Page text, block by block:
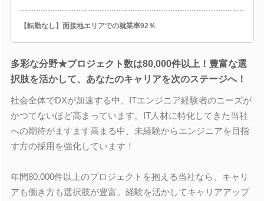
【転勤なし】面接地エリアでの就業率92％
多彩な分野★プロジェクト数は80,000件以上！豊富な選
択肢を活かして、あなたのキャリアを次のステージへ！
社会全体でDXが加速する中、ITエンジニア経験者のニーズが
かつてないほど高まっています。IT人材に特化してきた当社
への期待がますます高まる中、未経験からエンジニアを目指
す方の採用を強化しています！
年間80,000件以上のプロジェクトを抱える当社なら、キャリ
アも働き方も選択肢が豊富。経験を活かしてキャリアアップ